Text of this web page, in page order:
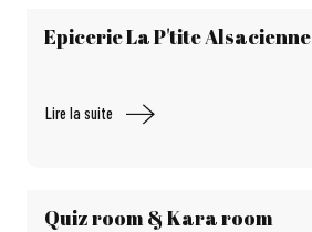
Epicerie La P'tite Alsacienne
Lire la suite
Quiz room & Kara room